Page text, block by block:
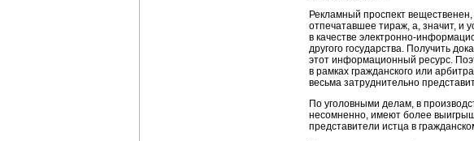
Рекламный проспект
отпечатавшее тираж, а, значит, и
в качестве электронно-
другого государства. Получить
этот информационный ресурс.
в рамках гражданского или
весьма затруднительно
По уголовными делам, в
несомненно, имеют более
представители истца в